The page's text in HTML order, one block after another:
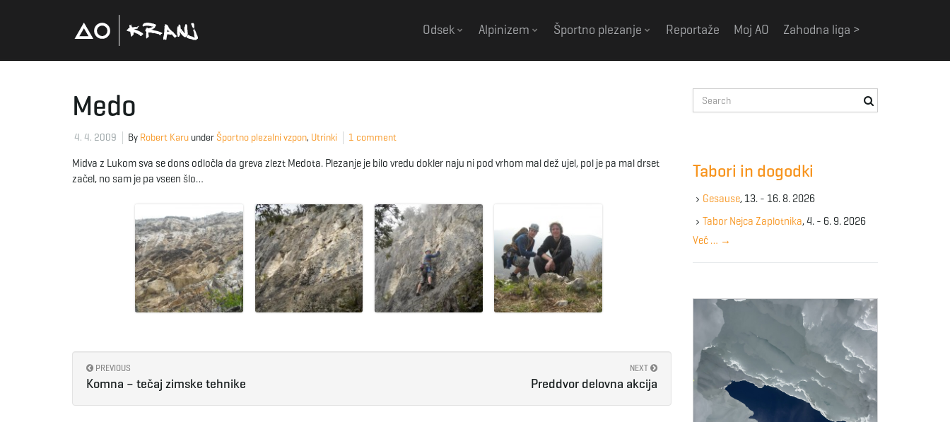
Odsek Alpinizem Športno plezanje Reportaže Moj AO Zahodna liga >
Medo
4. 4. 2009 By Robert Karu under Športno plezalni vzpon, Utrinki 1 comment
Midva z Lukom sva se dons odločla da greva zlezt Medota. Plezanje je bilo vredu dokler naju ni pod vrhom mal dež ujel, pol je pa mal drset
začel, no sam je pa vseen šlo…
PREVIOUS
Komna – tečaj zimske tehnike
NEXT
Preddvor delovna akcija
e
e
y
w
r
Tabori in dogodki
Gesause, 13. - 16. 8. 2026
Tabor Nejca Zaplotnika, 4. - 6. 9. 2026
Več … →